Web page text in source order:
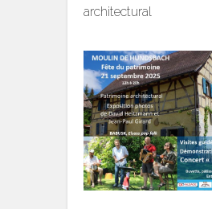
architectural